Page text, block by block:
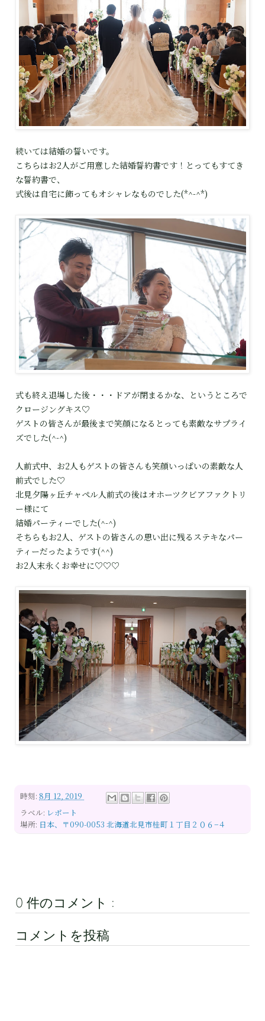
続いては結婚の誓いです。
こちらはお2人がご用意した結婚誓約書です！とってもすてき
な誓約書で、
式後は自宅に飾ってもオシャレなものでした(*^-^*)
式も終え退場した後・・・ドアが閉まるかな、というところで
クロージングキス♡
ゲストの皆さんが最後まで笑顔になるとっても素敵なサプライ
ズでした(^-^)
人前式中、お2人もゲストの皆さんも笑顔いっぱいの素敵な人
前式でした♡
北見夕陽ヶ丘チャペル人前式の後はオホーツクビアファクトリ
ー様にて
結婚パーティーでした(^-^)
そちらもお2人、ゲストの皆さんの思い出に残るステキなパー
ティーだったようです(^^)
お2人末永くお幸せに♡♡♡
時刻: 8月 12, 2019
ラベル: レポート
場所: 日本、〒090-0053 北海道北見市桂町１丁目２０６−４
0 件のコメント :
コメントを投稿